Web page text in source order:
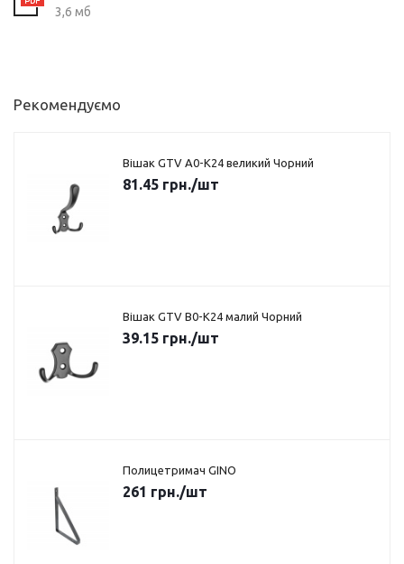
3,6 мб
Рекомендуємо
Вішак GTV A0-K24 великий Чорний
81.45 грн./шт
Вішак GTV B0-K24 малий Чорний
39.15 грн./шт
Полицетримач GINO
261 грн./шт